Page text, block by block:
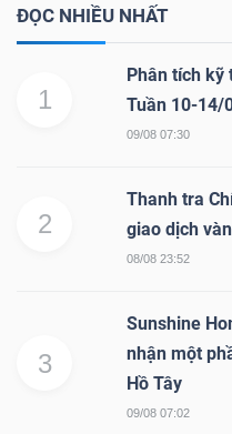
ĐỌC NHIỀU NHẤT
1
Phân tích kỹ
Tuần 10-14/
09/08 07:30
2
Thanh tra
giao dịch
08/08 23:52
3
Sunshine
nhận một
Hồ Tây
09/08 07:02